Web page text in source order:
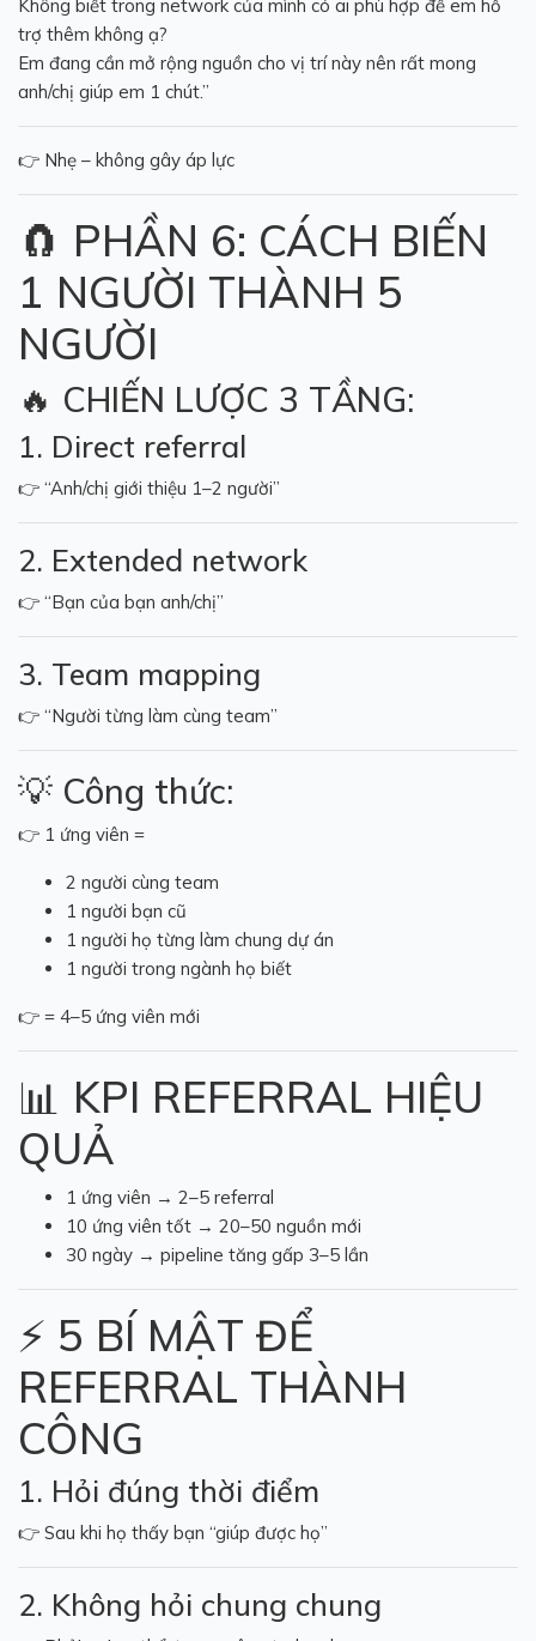
Không biết trong network của mình có ai phù hợp để em hỗ
trợ thêm không ạ?
Em đang cần mở rộng nguồn cho vị trí này nên rất mong
anh/chị giúp em 1 chút.”
👉 Nhẹ – không gây áp lực
🧲 PHẦN 6: CÁCH BIẾN
1 NGƯỜI THÀNH 5
NGƯỜI
🔥 CHIẾN LƯỢC 3 TẦNG:
1. Direct referral
👉 “Anh/chị giới thiệu 1–2 người”
2. Extended network
👉 “Bạn của bạn anh/chị”
3. Team mapping
👉 “Người từng làm cùng team”
💡 Công thức:
👉 1 ứng viên =
2 người cùng team
1 người bạn cũ
1 người họ từng làm chung dự án
1 người trong ngành họ biết
👉 = 4–5 ứng viên mới
📊 KPI REFERRAL HIỆU
QUẢ
1 ứng viên → 2–5 referral
10 ứng viên tốt → 20–50 nguồn mới
30 ngày → pipeline tăng gấp 3–5 lần
⚡ 5 BÍ MẬT ĐỂ
REFERRAL THÀNH
CÔNG
1. Hỏi đúng thời điểm
👉 Sau khi họ thấy bạn “giúp được họ”
2. Không hỏi chung chung